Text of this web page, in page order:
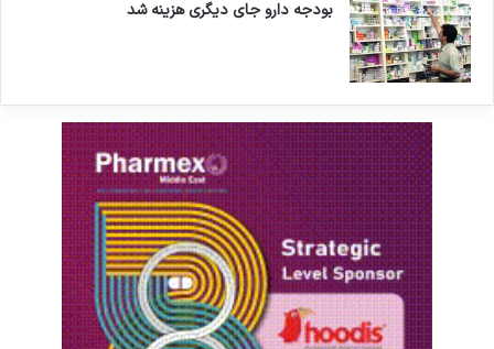
بودجه دارو جای دیگری هزینه شد